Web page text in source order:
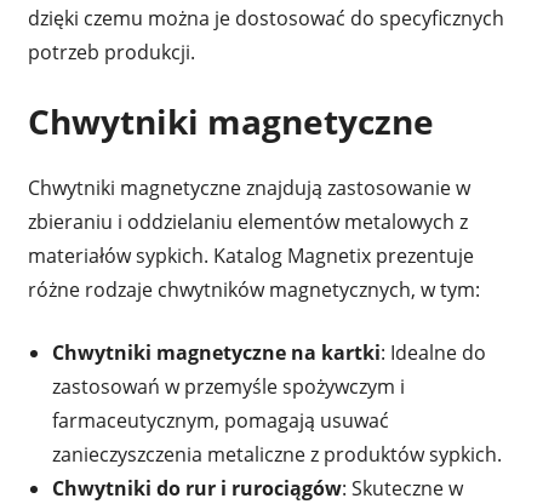
dzięki czemu można je dostosować do specyficznych
potrzeb produkcji.
Chwytniki magnetyczne
Chwytniki magnetyczne znajdują zastosowanie w
zbieraniu i oddzielaniu elementów metalowych z
materiałów sypkich. Katalog Magnetix prezentuje
różne rodzaje chwytników magnetycznych, w tym:
Chwytniki magnetyczne na kartki: Idealne do
zastosowań w przemyśle spożywczym i
farmaceutycznym, pomagają usuwać
zanieczyszczenia metaliczne z produktów sypkich.
Chwytniki do rur i rurociągów: Skuteczne w